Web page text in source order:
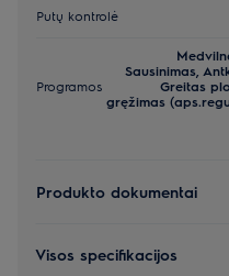
Putų kontrolė
Programos
Sausinimas,
Greitas
gręžimas
Produkto dokumentai
Visos specifikacijos